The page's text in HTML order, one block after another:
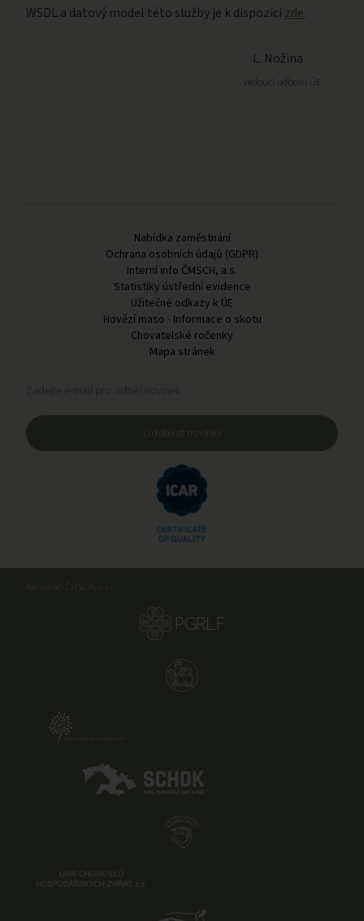
WSDL a datový model této služby je k dispozici zde.
L. Nožina
vedoucí odboru ÚE
Nabídka zaměstnání
Ochrana osobních údajů (GDPR)
Interní info ČMSCH, a.s.
Statistiky ústřední evidence
Užitečné odkazy k ÚE
Hovězí maso - Informace o skotu
Chovatelské ročenky
Mapa stránek
Odebírat novinky
Akcionáři ČMSCH, a.s.: